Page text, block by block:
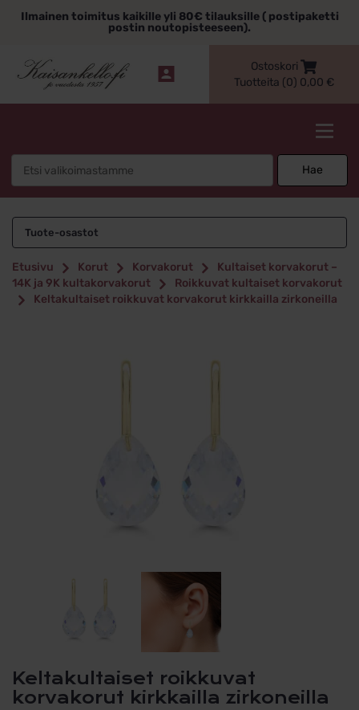
sisältöönIlmainen toimitus kaikille yli 80€ tilauksille ( postipaketti
postin noutopisteeseen).
Ostoskori
Tuotteita (0) 0,00 €
Hae
Tuote-osastot
Etusivu Korut Korvakorut
Kultaiset korvakorut –
14K ja 9K kultakorvakorut
Roikkuvat kultaiset korvakorut
Keltakultaiset roikkuvat korvakorut kirkkailla zirkoneilla
Keltakultaiset roikkuvat
korvakorut kirkkailla zirkoneilla